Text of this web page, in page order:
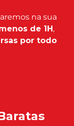
na sua
de 1H,
por todo